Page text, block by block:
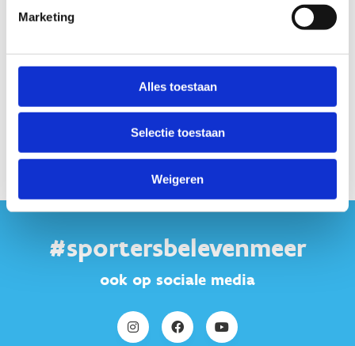
Marketing
Alles toestaan
Selectie toestaan
Weigeren
Meer info nodig? Contacteer ons
Stuur een bericht
#sportersbelevenmeer
ook op sociale media